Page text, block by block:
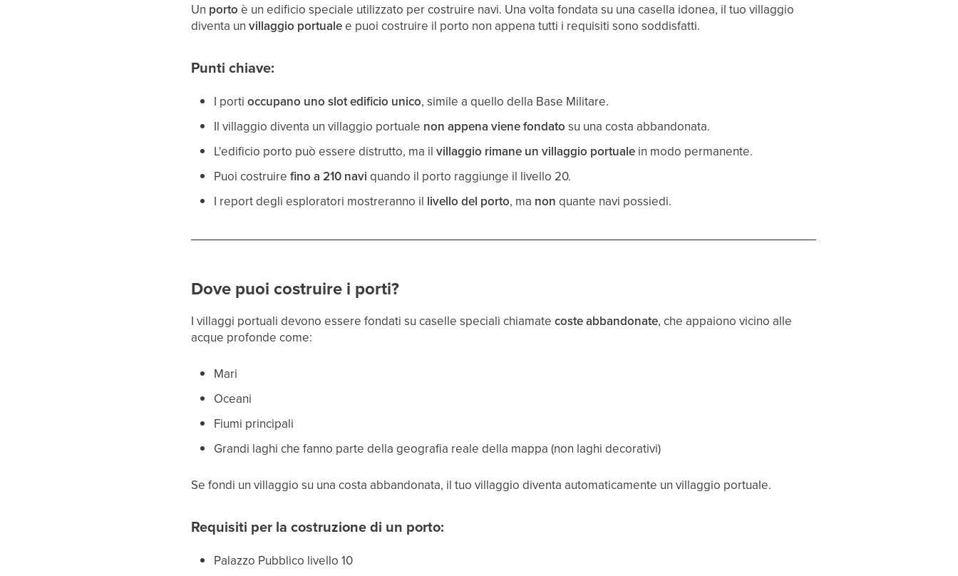
Un porto è un edificio speciale utilizzato per costruire navi. Una volta fondata su una casella idonea, il tuo villaggio
diventa unvillaggio portualee puoi costruire il porto non appena tutti i requisiti sono soddisfatti.
Punti chiave:
I portioccupano uno slot edificio unico, simile a quello della Base Militare.
Il villaggio diventa un villaggio portuale non appena viene fondato su una costa abbandonata.
L'edificio porto può essere distrutto, ma ilvillaggio rimane un villaggio portuale in modo permanente.
Puoi costruirefino a 210 navi quando il porto raggiunge il livello 20.
I report degli esploratori mostreranno il livello del porto, ma non quante navi possiedi.
Dove puoi costruire i porti?
I villaggi portuali devono essere fondati su caselle speciali chiamatecoste abbandonate, che appaiono vicino alle
acque profonde come:
Mari
Oceani
Fiumi principali
Grandi laghi che fanno parte della geografia reale della mappa (non laghi decorativi)
Se fondi un villaggio su una costa abbandonata, il tuo villaggio diventa automaticamente un villaggio portuale.
Requisiti per la costruzione di un porto:
Palazzo Pubblico livello 10